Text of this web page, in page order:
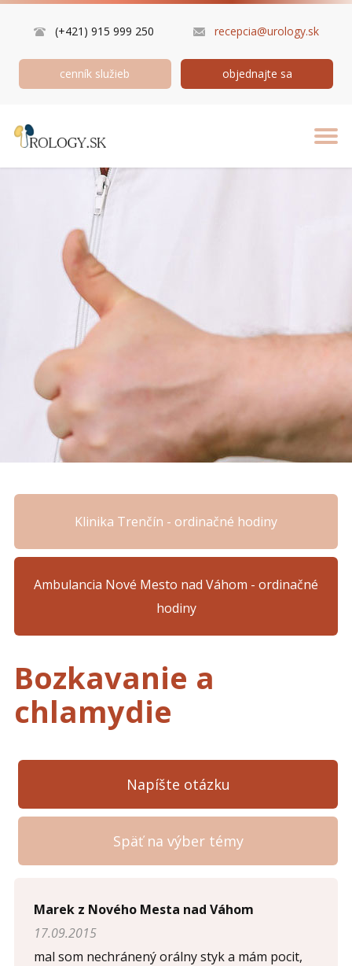
(+421) 915 999 250 recepcia@urology.sk
cenník služieb objednajte sa
Klinika Trenčín - ordinačné hodiny
Ambulancia Nové Mesto nad Váhom - ordinačné
hodiny
Bozkavanie a
chlamydie
Napíšte otázku
Späť na výber témy
Napíšte otázku
Meno (* )
Marek z Nového Mesta nad Váhom
17.09.2015
mal som nechránený orálny styk a mám pocit,